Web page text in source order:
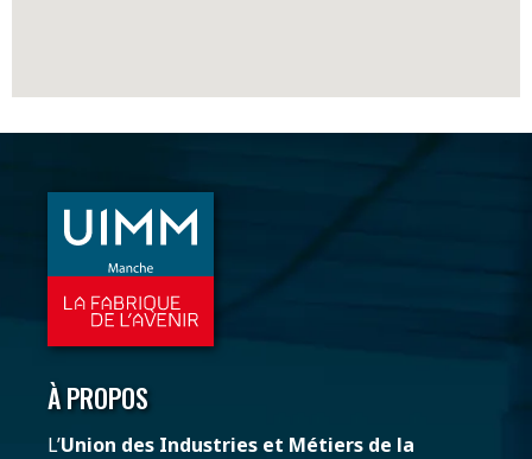
À PROPOS
L’Union des Industries et Métiers de la